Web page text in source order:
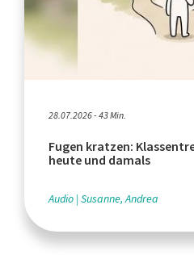
28.07.2026 - 43 Min.
Fugen kratzen:
heute und damals
Audio Susanne, Andrea